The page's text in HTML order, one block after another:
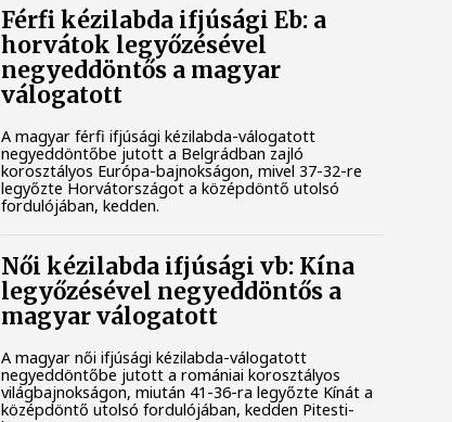
Férfi kézilabda ifjúsági Eb: a
horvátok legyőzésével
negyeddöntős a magyar
válogatott
A magyar férfi ifjúsági kézilabda-válogatott
negyeddöntőbe jutott a Belgrádban zajló
korosztályos Európa-bajnokságon, mivel 37-32-re
legyőzte Horvátországot a középdöntő utolsó
fordulójában, kedden.
Női kézilabda ifjúsági vb: Kína
legyőzésével negyeddöntős a
magyar válogatott
A magyar női ifjúsági kézilabda-válogatott
negyeddöntőbe jutott a romániai korosztályos
világbajnokságon, miután 41-36-ra legyőzte Kínát a
középdöntő utolsó fordulójában, kedden Pitesti-